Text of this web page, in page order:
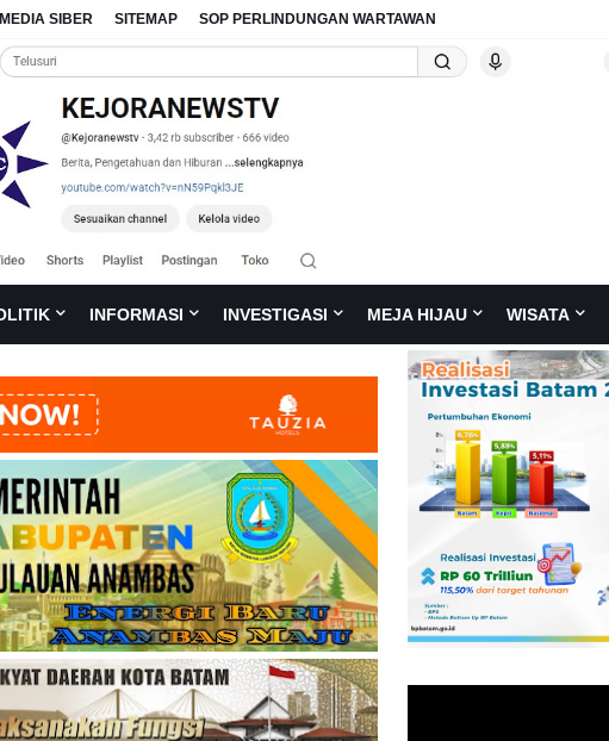
SIBER SITEMAP SOP PERLINDUNGAN WARTAWAN
INFORMASI INVESTIGASI MEJA HIJAU WISATA